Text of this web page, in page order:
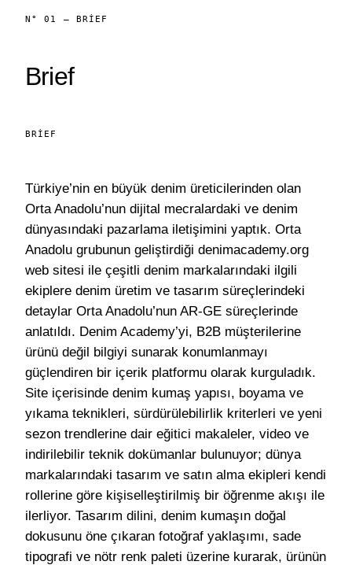
N° 01 — BRIEF
Brief
BRIEF
Türkiye’nin en büyük denim üreticilerinden olan
Orta Anadolu’nun dijital mecralardaki ve denim
dünyasındaki pazarlama iletişimini yaptık. Orta
Anadolu grubunun geliştirdiği denimacademy.org
web sitesi ile çeşitli denim markalarındaki ilgili
ekiplere denim üretim ve tasarım süreçlerindeki
detaylar Orta Anadolu’nun AR-GE süreçlerinde
anlatıldı. Denim Academy’yi, B2B müşterilerine
ürünü değil bilgiyi sunarak konumlanmayı
güçlendiren bir içerik platformu olarak kurguladık.
Site içerisinde denim kumaş yapısı, boyama ve
yıkama teknikleri, sürdürülebilirlik kriterleri ve yeni
sezon trendlerine dair eğitici makaleler, video ve
indirilebilir teknik dokümanlar bulunuyor; dünya
markalarındaki tasarım ve satın alma ekipleri kendi
rollerine göre kişiselleştirilmiş bir öğrenme akışı ile
ilerliyor. Tasarım dilini, denim kumaşın doğal
dokusunu öne çıkaran fotoğraf yaklaşımı, sade
tipografi ve nötr renk paleti üzerine kurarak, ürünün